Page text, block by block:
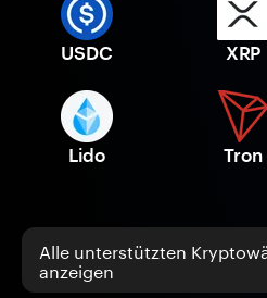
USDC XRP
Lido Tron
Alle unterstützten
anzeigen